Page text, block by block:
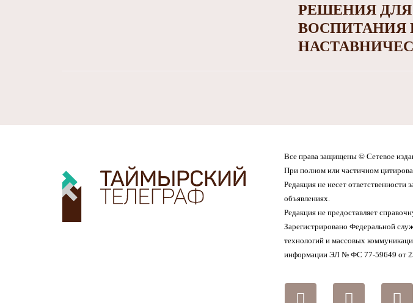
РЕШЕНИЯ ДЛЯ
ВОСПИТАНИЯ
Все права защищены © Сетевое
При полном или частичном
Редакция не несет
объявлениях.
Редакция не предоставляет
Зарегистрировано Федеральной
технологий и массовых
информации ЭЛ № ФС 77-59649 от